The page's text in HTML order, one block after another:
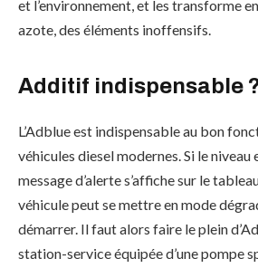
et l’environnement, et les transforme
azote, des éléments inoffensifs.
Additif indispensable
L’Adblue est indispensable au bon
véhicules diesel modernes. Si le niveau
message d’alerte s’affiche sur le
véhicule peut se mettre en mode
démarrer. Il faut alors faire le plein
station-service équipée d’une pompe